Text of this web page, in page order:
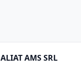
ALIAT AMS SRL